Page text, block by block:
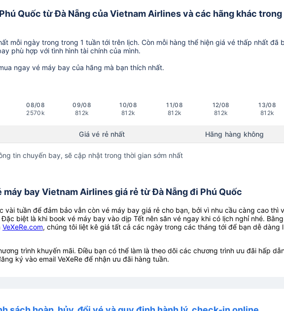
Quốc từ Đà Nẵng của Vietnam Airlines và các hãng khác
mỗi ngày trong trong 1 tuần tới trên lịch. Còn mỗi hàng thể hiện giá vé thấp nhất đã
phù hợp với tình hình tài chính của mình.
ngay vé máy bay của hãng mà bạn thích nhất.
08/08
2570k
09/08
812k
10/08
812k
11/08
812k
12/08
812k
13/08
812k
Giá vé rẻ nhất Hãng hàng không
tin chuyến bay, sẽ cập nhật trong thời gian sớm nhất
máy bay Vietnam Airlines giá rẻ từ Đà Nẵng đi Phú Quốc
vài tuần để đảm bảo vẫn còn vé máy bay giá rẻ cho bạn, bởi vì nhu cầu càng cao thì
biệt là khi book vé máy bay vào dịp Tết nên săn vé ngay khi có lịch nghỉ nhé. Bằng
VeXeRe.com, chúng tôi liệt kê giá tất cả các ngày trong các tháng tới để bạn dễ dàng
trình khuyến mãi. Điều bạn có thể làm là theo dõi các chương trình ưu đãi hấp
ký vào email VeXeRe để nhận ưu đãi hàng tuần.